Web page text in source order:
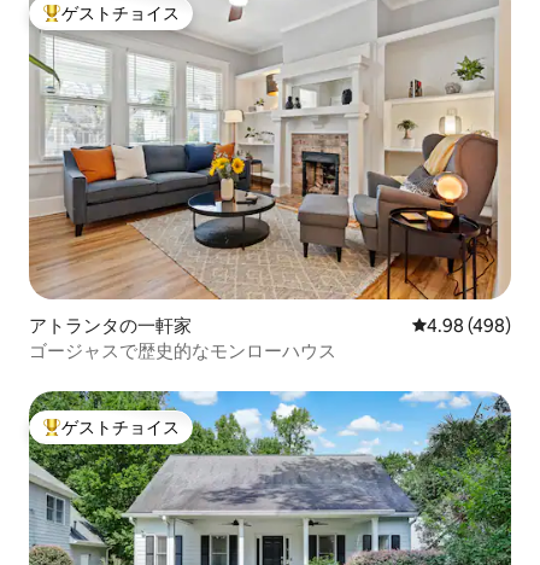
大好評のゲストチョイスです。
ゲストチョイス
アトランタの一軒家 レビュー498
4.98 (498)
ゴージャスで歴史的なモンローハウス
大好評のゲストチョイスです。
ゲストチョイス